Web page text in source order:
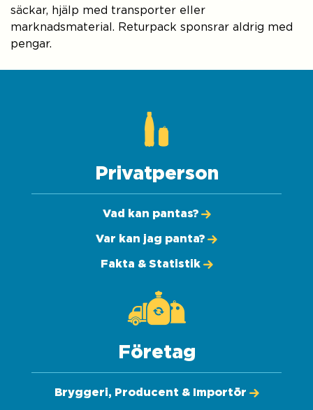
säckar, hjälp med transporter eller
marknadsmaterial. Returpack sponsrar aldrig med
pengar.
Privatperson
Vad kan pantas?
Var kan jag panta?
Fakta & Statistik
Företag
Bryggeri, Producent & Importör